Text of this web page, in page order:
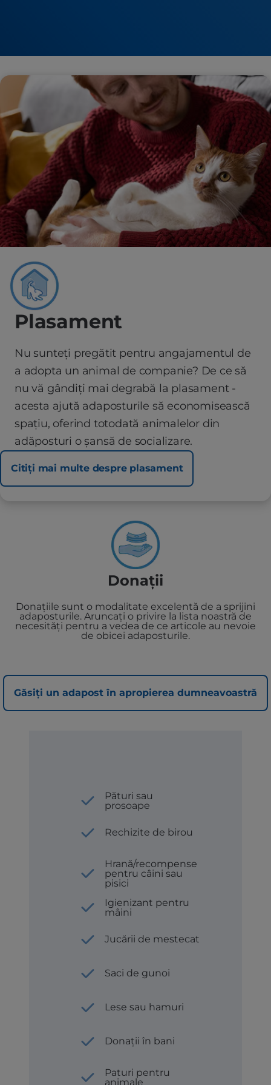
Plasament
Nu sunteți pregătit pentru angajamentul de
a adopta un animal de companie? De ce să
nu vă gândiți mai degrabă la plasament -
acesta ajută adaposturile să economisească
spațiu, oferind totodată animalelor din
adăposturi o șansă de socializare.
Citiți mai multe despre plasament
Donații
Donațiile sunt o modalitate excelentă de a sprijini
adaposturile. Aruncați o privire la lista noastră de
necesități pentru a vedea de ce articole au nevoie
de obicei adaposturile.
Găsiți un adapost în apropierea dumneavoastră
Pături sau
prosoape
Rechizite de birou
Hrană/recompense
pentru câini sau
pisici
Igienizant pentru
mâini
Jucării de mestecat
Saci de gunoi
Lese sau hamuri
Donații în bani
Paturi pentru
animale